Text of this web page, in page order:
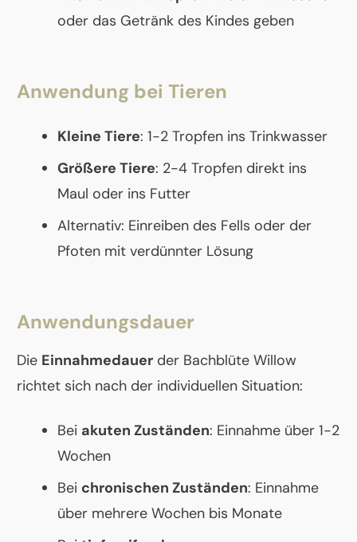
oder das Getränk des Kindes geben
Anwendung bei Tieren
Kleine Tiere: 1-2 Tropfen ins Trinkwasser
Größere Tiere: 2-4 Tropfen direkt ins
Maul oder ins Futter
Alternativ: Einreiben des Fells oder der
Pfoten mit verdünnter Lösung
Anwendungsdauer
Die Einnahmedauer der Bachblüte Willow
richtet sich nach der individuellen Situation:
Bei akuten Zuständen: Einnahme über 1-2
Wochen
Bei chronischen Zuständen: Einnahme
über mehrere Wochen bis Monate